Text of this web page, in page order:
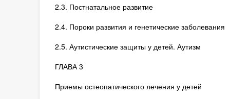
2.3. Постнатальное развитие
2.4. Пороки развития и генетические заболевания
2.5. Аутистические защиты у детей. Аутизм
ГЛАВА 3
Приемы остеопатического лечения у детей